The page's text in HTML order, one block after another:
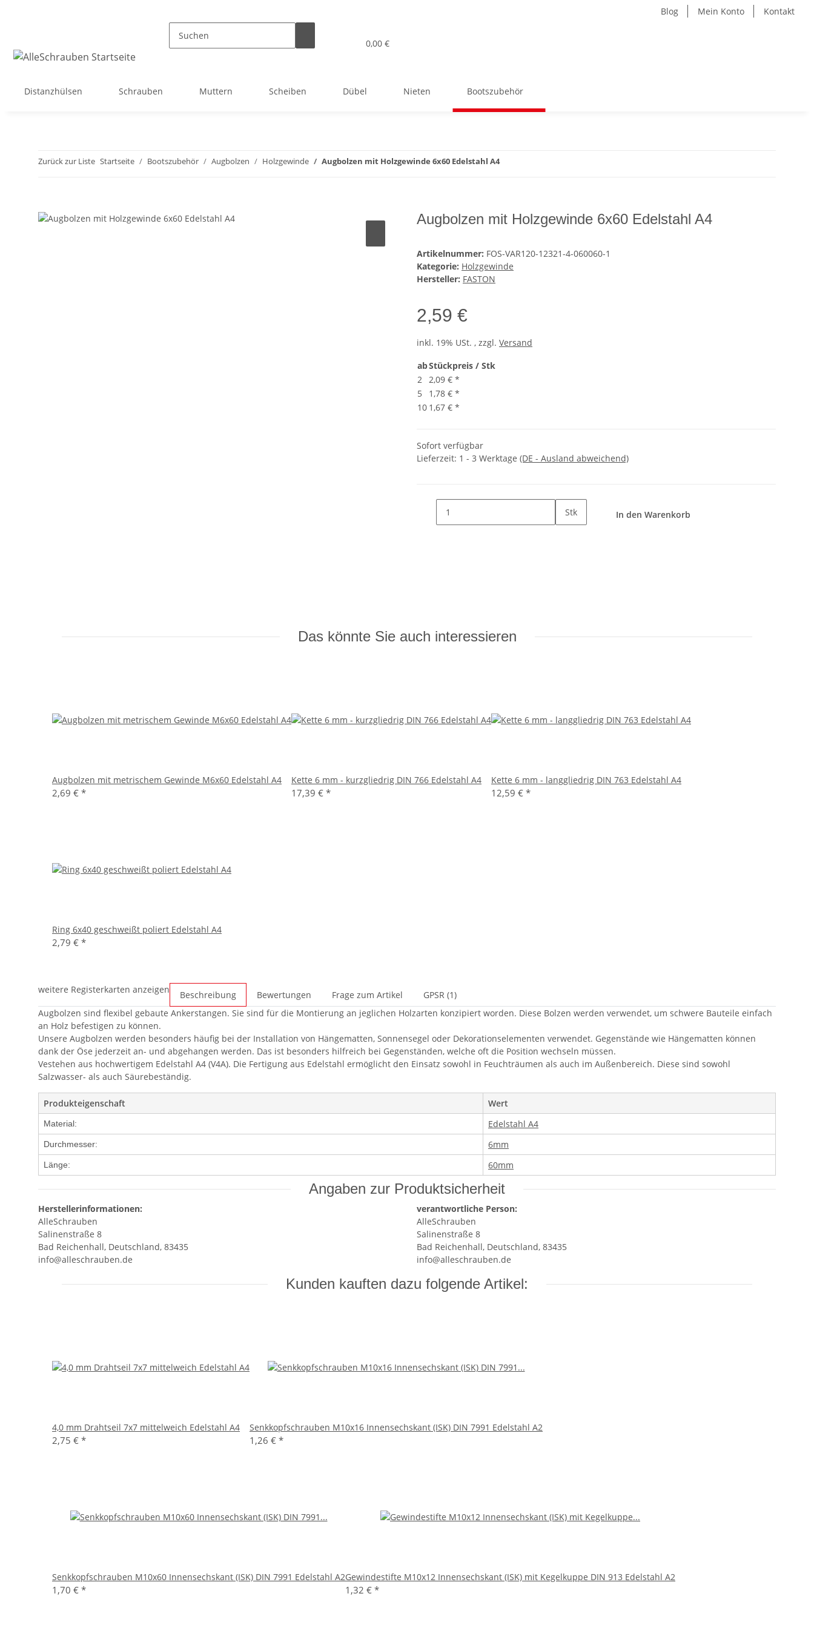
Blog Mein Konto Kontakt
0,00 €
Distanzhülsen Schrauben Muttern Scheiben Dübel Nieten Bootszubehör
Zurück zur Liste Startseite Bootszubehör Augbolzen Holzgewinde Augbolzen mit Holzgewinde 6x60 Edelstahl A4
Augbolzen mit Holzgewinde 6x60 Edelstahl A4
Artikelnummer: FOS-VAR120-12321-4-060060-1
Kategorie: Holzgewinde
Hersteller: FASTON
2,59 €
inkl. 19% USt. , zzgl. Versand
abStückpreis / Stk
2 2,09 € *
5
1,78 € *
10 1,67 € *
Sofort verfügbar
Lieferzeit: 1 - 3 Werktage (DE - Ausland abweichend)
Stk In den Warenkorb
Das könnte Sie auch interessieren
Augbolzen mit metrischem Gewinde M6x60 Edelstahl A4
2,69 € *
Kette 6 mm - kurzgliedrig DIN 766 Edelstahl A4
17,39 € *
Kette 6 mm - langgliedrig DIN 763 Edelstahl A4
12,59 € *
Ring 6x40 geschweißt poliert Edelstahl A4
2,79 € *
weitere Registerkarten anzeigen Beschreibung Bewertungen Frage zum Artikel
GPSR (1)
Augbolzen sind flexibel gebaute Ankerstangen. Sie sind für die Montierung an jeglichen Holzarten konzipiert worden. Diese Bolzen werden verwendet, um schwere Bauteile einfach
an Holz befestigen zu können.
Unsere Augbolzen werden besonders häufig bei der Installation von Hängematten, Sonnensegel oder Dekorationselementen verwendet. Gegenstände wie Hängematten können
dank der Öse jederzeit an- und abgehangen werden. Das ist besonders hilfreich bei Gegenständen, welche oft die Position wechseln müssen.
Vestehen aus hochwertigem Edelstahl A4 (V4A). Die Fertigung aus Edelstahl ermöglicht den Einsatz sowohl in Feuchträumen als auch im Außenbereich. Diese sind sowohl
Salzwasser- als auch Säurebeständig.
Produkteigenschaft Wert
Material: Edelstahl A4
Durchmesser: 6mm
Länge: 60mm
Angaben zur Produktsicherheit
Herstellerinformationen:
AlleSchrauben
Salinenstraße 8
Bad Reichenhall, Deutschland, 83435
info@alleschrauben.de
verantwortliche Person:
AlleSchrauben
Salinenstraße 8
Bad Reichenhall, Deutschland, 83435
info@alleschrauben.de
Kunden kauften dazu folgende Artikel:
4,0 mm Drahtseil 7x7 mittelweich Edelstahl A4
2,75 € *
Senkkopfschrauben M10x16 Innensechskant (ISK) DIN 7991 Edelstahl A2
1,26 € *
Senkkopfschrauben M10x60 Innensechskant (ISK) DIN 7991 Edelstahl A2
1,70 € *
Gewindestifte M10x12 Innensechskant (ISK) mit Kegelkuppe DIN 913 Edelstahl A2
1,32 € *